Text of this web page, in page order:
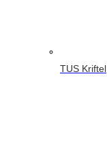
TUS Kriftel